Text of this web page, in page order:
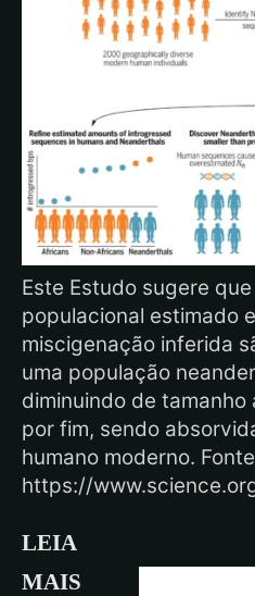
Este Estudo sugere
populacional estimado
miscigenação inferida
uma população
diminuindo de
por fim, sendo
humano moderno.
https://
LEIA
MAIS